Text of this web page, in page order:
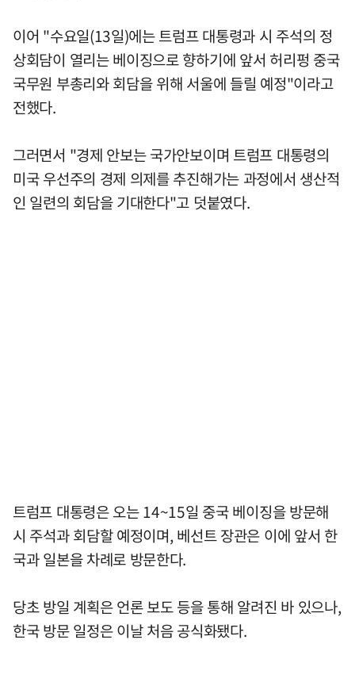
이어 "수요일(13일)에는 트럼프 대통령과 시 주석의 정
상회담이 열리는 베이징으로 향하기에 앞서 허리펑 중국
국무원 부총리와 회담을 위해 서울에 들릴 예정"이라고
전했다.
그러면서 "경제 안보는 국가안보이며 트럼프 대통령의
미국 우선주의 경제 의제를 추진해가는 과정에서 생산적
인 일련의 회담을 기대한다"고 덧붙였다.
트럼프 대통령은 오는 14~15일 중국 베이징을 방문해
시 주석과 회담할 예정이며, 베선트 장관은 이에 앞서 한
국과 일본을 차례로 방문한다.
당초 방일 계획은 언론 보도 등을 통해 알려진 바 있으나,
한국 방문 일정은 이날 처음 공식화됐다.